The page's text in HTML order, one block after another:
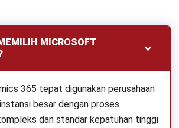
MICROSOFT
365 tepat digunakan perusahaan
besar dengan proses
dan standar kepatuhan tinggi